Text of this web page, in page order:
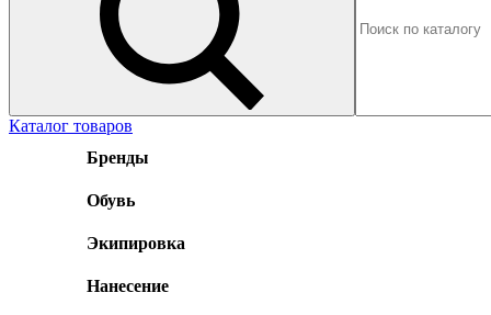
Каталог товаров
Бренды
Обувь
Экипировка
Нанесение